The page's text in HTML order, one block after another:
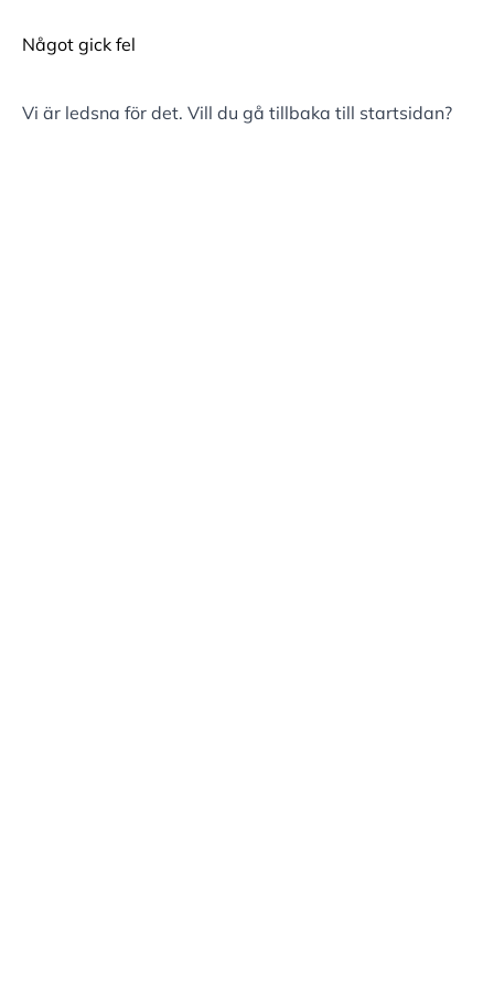
Något gick fel
Vi är ledsna för det. Vill du gå tillbaka till startsidan?